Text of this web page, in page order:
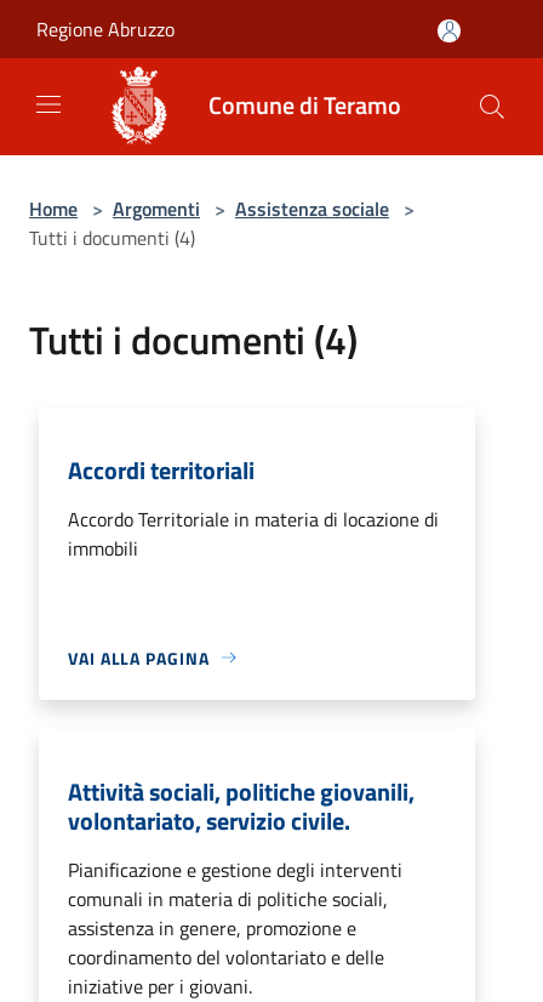
Regione Abruzzo
Comune di Teramo
Home > Argomenti > Assistenza sociale >
Tutti i documenti (4)
Tutti i documenti (4)
Accordi territoriali
Accordo Territoriale in materia di locazione di
immobili
VAI ALLA PAGINA
Attività sociali, politiche giovanili,
volontariato, servizio civile.
Pianificazione e gestione degli interventi
comunali in materia di politiche sociali,
assistenza in genere, promozione e
coordinamento del volontariato e delle
iniziative per i giovani.